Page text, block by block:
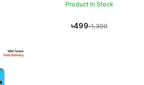
Product In Stock
৳499৳1,300